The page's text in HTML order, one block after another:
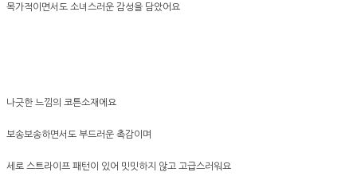
목가적이면서도 소녀스러운 감성을 담았어요
나긋한 느낌의 코튼소재에요
보송보송하면서도 부드러운 촉감이며
세로 스트라이프 패턴이 있어 밋밋하지 않고 고급스러워요